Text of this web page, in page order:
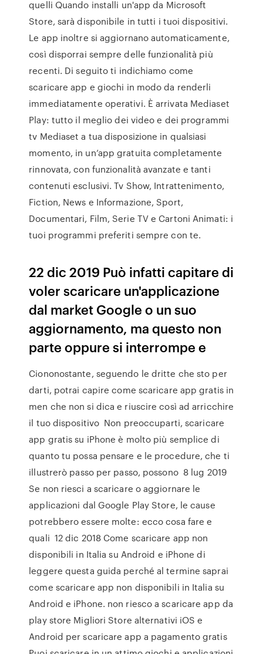
quelli Quando installi un'app da Microsoft
Store, sarà disponibile in tutti i tuoi dispositivi.
Le app inoltre si aggiornano automaticamente,
così disporrai sempre delle funzionalità più
recenti. Di seguito ti indichiamo come
scaricare app e giochi in modo da renderli
immediatamente operativi. È arrivata Mediaset
Play: tutto il meglio dei video e dei programmi
tv Mediaset a tua disposizione in qualsiasi
momento, in un’app gratuita completamente
rinnovata, con funzionalità avanzate e tanti
contenuti esclusivi. Tv Show, Intrattenimento,
Fiction, News e Informazione, Sport,
Documentari, Film, Serie TV e Cartoni Animati: i
tuoi programmi preferiti sempre con te.
22 dic 2019 Può infatti capitare di
voler scaricare un'applicazione
dal market Google o un suo
aggiornamento, ma questo non
parte oppure si interrompe e
Ciononostante, seguendo le dritte che sto per
darti, potrai capire come scaricare app gratis in
men che non si dica e riuscire così ad arricchire
il tuo dispositivo Non preoccuparti, scaricare
app gratis su iPhone è molto più semplice di
quanto tu possa pensare e le procedure, che ti
illustrerò passo per passo, possono 8 lug 2019
Se non riesci a scaricare o aggiornare le
applicazioni dal Google Play Store, le cause
potrebbero essere molte: ecco cosa fare e
quali 12 dic 2018 Come scaricare app non
disponibili in Italia su Android e iPhone di
leggere questa guida perché al termine saprai
come scaricare app non disponibili in Italia su
Android e iPhone. non riesco a scaricare app da
play store Migliori Store alternativi iOS e
Android per scaricare app a pagamento gratis